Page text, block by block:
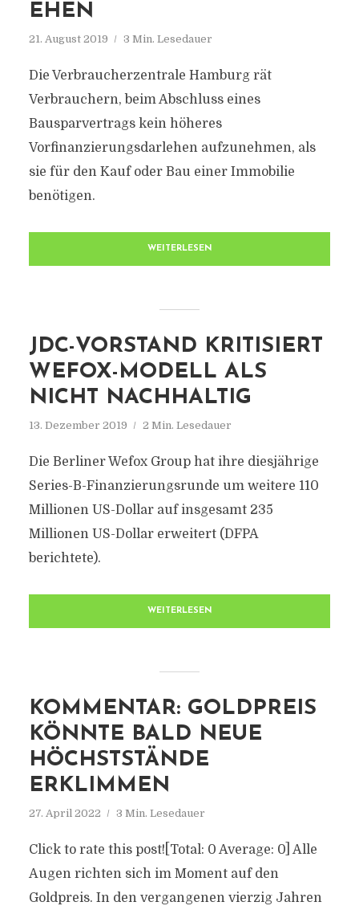
EHEN
21. August 2019 3 Min. Lesedauer
Die Verbraucherzentrale Hamburg rät
Verbrauchern, beim Abschluss eines
Bausparvertrags kein höheres
Vorfinanzierungsdarlehen aufzunehmen, als
sie für den Kauf oder Bau einer Immobilie
benötigen.
WEITERLESEN
JDC-VORSTAND KRITISIERT
WEFOX-MODELL ALS
NICHT NACHHALTIG
13. Dezember 2019 2 Min. Lesedauer
Die Berliner Wefox Group hat ihre diesjährige
Series-B-Finanzierungsrunde um weitere 110
Millionen US-Dollar auf insgesamt 235
Millionen US-Dollar erweitert (DFPA
berichtete).
WEITERLESEN
KOMMENTAR: GOLDPREIS
KÖNNTE BALD NEUE
HÖCHSTSTÄNDE
ERKLIMMEN
27. April 2022 3 Min. Lesedauer
Click to rate this post![Total: 0 Average: 0] Alle
Augen richten sich im Moment auf den
Goldpreis. In den vergangenen vierzig Jahren